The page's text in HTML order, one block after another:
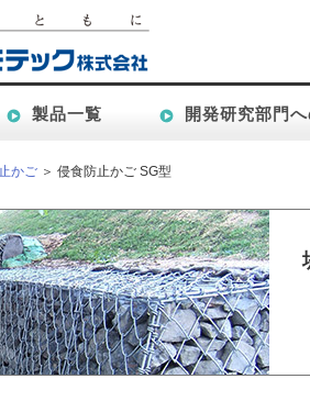
製品一覧 開発研究部門
かご ＞ 侵食防止かご SG型